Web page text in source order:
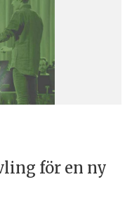
för en ny